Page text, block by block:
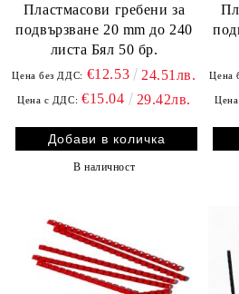
Пластмасови гребени за
подвързване 20 mm до 240
листа Бял 50 бр.
Цена без ДДС: €12.53 24.51лв.
Цена с ДДС: €15.04 29.42лв.
В наличност
Цена